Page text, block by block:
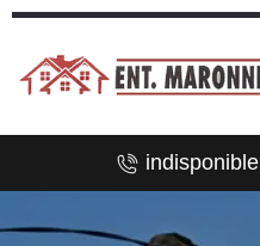
indisponible